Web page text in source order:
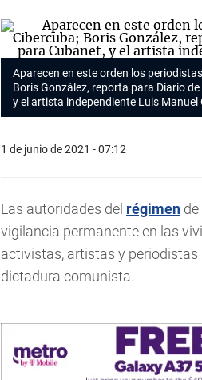
Aparecen en este orden los
Boris González, reporta para Diario
y el artista independiente Luis
1 de junio de 2021 - 07:12
Las autoridades del régimen
vigilancia permanente en las
activistas, artistas y periodistas
dictadura comunista.